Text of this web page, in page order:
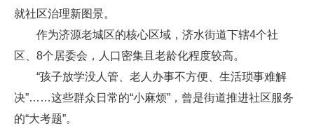
就社区治理新图景。
作为济源老城区的核心区域，济水街道下辖4个社
区、8个居委会，人口密集且老龄化程度较高。
“孩子放学没人管、老人办事不方便、生活琐事难解
决”……这些群众日常的“小麻烦”，曾是街道推进社区服务
的“大考题”。